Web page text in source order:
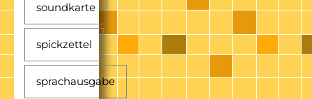
soundkarte
spickzettel
sprachausgabe